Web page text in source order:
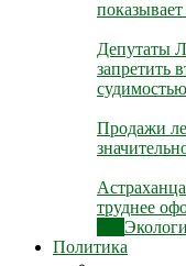
показывает
Депутаты
запретить
судимостью
Продажи
труднее
Политика